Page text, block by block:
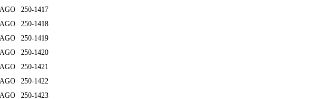
250-1417
250-1418
250-1419
250-1420
250-1421
250-1422
250-1423